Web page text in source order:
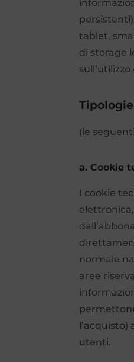
tablet,
di storage
sull’utilizzo
(le
a. Cookie
I cookie
normale
aree
utenti.